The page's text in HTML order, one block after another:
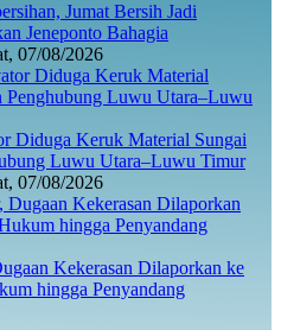
Jumat Bersih Jadi
Jeneponto Bahagia
07/08/2026
Diduga Keruk Material Sungai
Luwu Utara–Luwu Timur
07/08/2026
Kekerasan Dilaporkan ke
hingga Penyandang